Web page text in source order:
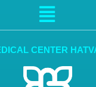
CENTER